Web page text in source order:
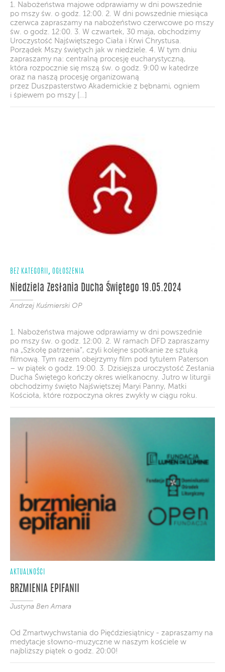
1. Nabożeństwa majowe odprawiamy w dni powszednie
po mszy św. o godz. 12:00. 2. W dni powszednie miesiąca
czerwca zapraszamy na nabożeństwo czerwcowe po mszy
św. o godz. 12:00. 3. W czwartek, 30 maja, obchodzimy
Uroczystość Najświętszego Ciała i Krwi Chrystusa.
Porządek Mszy świętych jak w niedziele. 4. W tym dniu
zapraszamy na: centralną procesję eucharystyczną,
która rozpocznie się mszą św. o godz. 9:00 w katedrze
oraz na naszą procesję organizowaną
przez Duszpasterstwo Akademickie z bębnami, ogniem
i śpiewem po mszy […]
BEZ KATEGORII , OGŁOSZENIA
Niedziela Zesłania Ducha Świętego 19.05.2024
Andrzej Kuśmierski OP
1. Nabożeństwa majowe odprawiamy w dni powszednie
po mszy św. o godz. 12:00. 2. W ramach DFD zapraszamy
na „Szkołę patrzenia”, czyli kolejne spotkanie ze sztuką
filmową. Tym razem obejrzymy film pod tytułem Paterson
– w piątek o godz. 19:00. 3. Dzisiejsza uroczystość Zesłania
Ducha Świętego kończy okres wielkanocny. Jutro w liturgii
obchodzimy święto Najświętszej Maryi Panny, Matki
Kościoła, które rozpoczyna okres zwykły w ciągu roku.
AKTUALNOŚCI
BRZMIENIA EPIFANII
Justyna Ben Amara
Od Zmartwychwstania do Pięćdziesiątnicy - zapraszamy na
medytacje słowno-muzyczne w naszym kościele w
najbliższy piątek o godz. 20:00!